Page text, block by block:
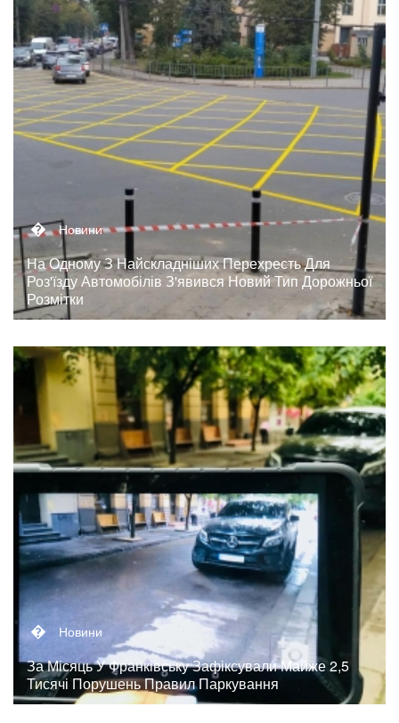
� Новини
На Одному З Найскладніших Перехресть Для
Роз'їзду Автомобілів З'явився Новий Тип Дорожньої
Розмітки
� Новини
За Місяць У Франківську Зафіксували Майже 2,5
Тисячі Порушень Правил Паркування